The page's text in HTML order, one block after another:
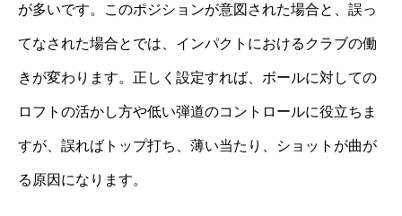
が多いです。このポジションが意図された場合と、誤っ
てなされた場合とでは、インパクトにおけるクラブの働
きが変わります。正しく設定すれば、ボールに対しての
ロフトの活かし方や低い弾道のコントロールに役立ちま
すが、誤ればトップ打ち、薄い当たり、ショットが曲が
る原因になります。